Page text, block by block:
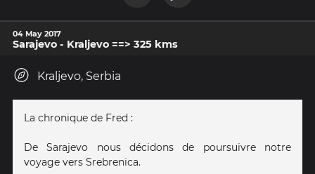
04 May 2017
Sarajevo - Kraljevo ==> 325 kms
Kraljevo, Serbia
La chronique de Fred :
De Sarajevo nous décidons de poursuivre notre
voyage vers Srebrenica.